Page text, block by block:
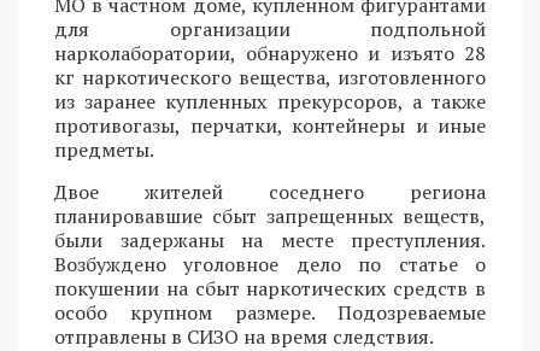
для организации подпольной
нарколаборатории, обнаружено и изъято 28
кг наркотического вещества, изготовленного
из заранее купленных прекурсоров, а также
противогазы, перчатки, контейнеры и иные
предметы.
Двое жителей соседнего региона
планировавшие сбыт запрещенных веществ,
были задержаны на месте преступления.
Возбуждено уголовное дело по статье о
покушении на сбыт наркотических средств в
особо крупном размере. Подозреваемые
отправлены в СИЗО на время следствия.